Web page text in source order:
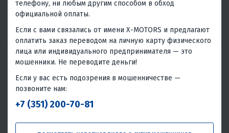
В 1 КЛИК
Нет
Воздушное Италия
В 1 КЛИК
Нет
Воздушное Италия
телефону, ни любым другим способом в обход
официальной оплаты.
Если с вами связались от имени X-MOTORS и предлагают
оплатить заказ переводом на личную карту физического
лица или индивидуального предпринимателя — это
мошенники. Не переводите деньги!
Если у вас есть подозрения в мошенничестве —
позвоните нам:
+7 (351) 200-70-81